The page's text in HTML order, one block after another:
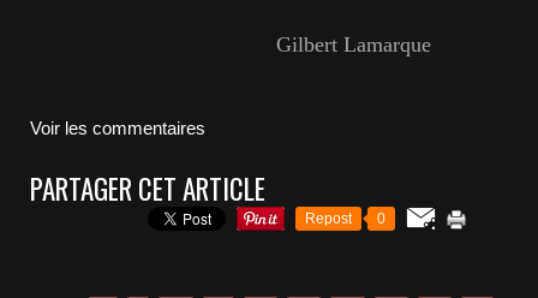
Gilbert Lamarque
Voir les commentaires
PARTAGER CET ARTICLE
Repost 0